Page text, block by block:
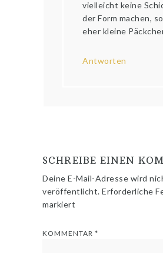
vielleicht keine
der Form machen,
eher kleine
Antworten
SCHREIBE EINEN
Deine E-Mail-Adresse wird
veröffentlicht. Erforderliche
markiert
KOMMENTAR*